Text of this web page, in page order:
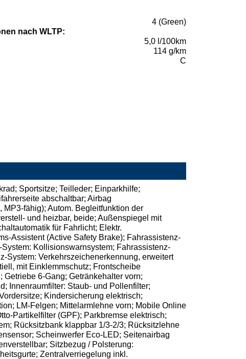
4 (Green)
nach WLTP:
5,0 l/100km
114 g/km
C
Sportsitze; Teilleder; Einparkhilfe;
abschaltbar; Airbag
fähig); Autom. Begleitfunktion der
und heizbar, beide; Außenspiegel mit
für Fahrlicht; Elektr.
Assistent (Active Safety Brake); Fahrassistenz-
Kollisionswarnsystem; Fahrassistenz-
System: Verkehrszeichenerkennung, erweitert
mit Einklemmschutz; Frontscheibe
6-Gang; Getränkehalter vorn;
Innenraumfilter: Staub- und Pollenfilter;
Kindersicherung elektrisch;
LM-Felgen; Mittelarmlehne vorn; Mobile Online
Partikelfilter (GPF); Parkbremse elektrisch;
Rücksitzbank klappbar 1/3-2/3; Rücksitzlehne
Scheinwerfer Eco-LED; Seitenairbag
Sitzbezug / Polsterung:
Zentralverriegelung inkl.